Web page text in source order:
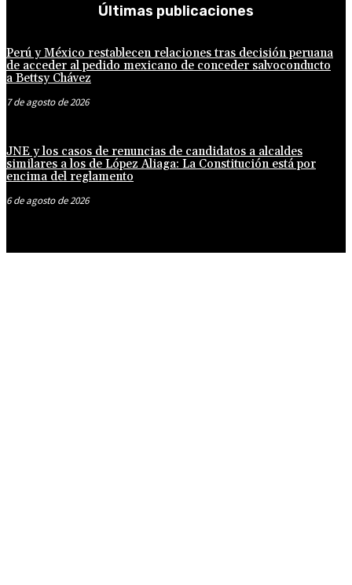
Últimas publicaciones
Perú y México restablecen relaciones tras decisión peruana
de acceder al pedido mexicano de conceder salvoconducto
a Bettsy Chávez
7 de agosto de 2026
JNE y los casos de renuncias de candidatos a alcaldes
similares a los de López Aliaga: La Constitución está por
encima del reglamento
6 de agosto de 2026